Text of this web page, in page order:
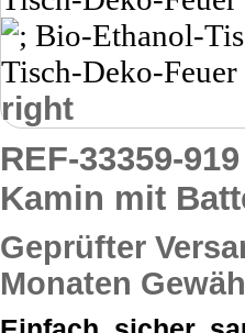
right
REF-33359-
Kamin mit
Geprüfter
Monaten